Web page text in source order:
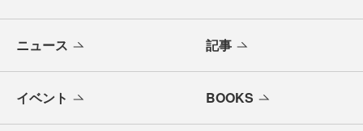
ニュース 記事
イベント BOOKS